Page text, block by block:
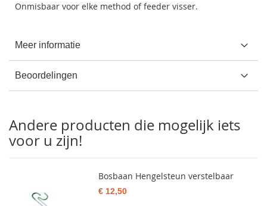
Onmisbaar voor elke method of feeder visser.
Meer informatie
Beoordelingen
Andere producten die mogelijk iets
voor u zijn!
Bosbaan Hengelsteun verstelbaar
€ 12,50